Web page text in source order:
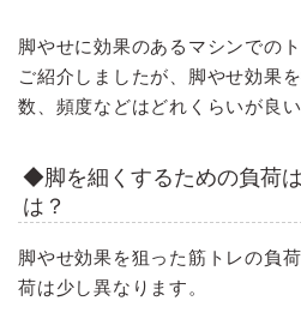
脚やせに効果のあるマシンでの
ご紹介しましたが、脚やせ効果
数、頻度などはどれくらいが良
◆脚を細くするための負荷
は？
脚やせ効果を狙った筋トレの負
荷は少し異なります。